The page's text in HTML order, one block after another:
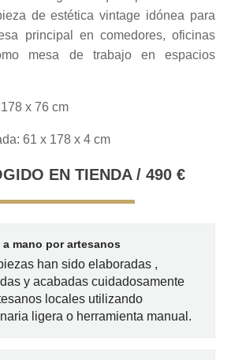
de estética vintage idónea para
principal en comedores, oficinas
mesa de trabajo en espacios
x 76 cm
61 x 178 x 4 cm
EN TIENDA / 490 €
a mano por artesanos
han sido elaboradas ,
y acabadas cuidadosamente
locales utilizando
ligera o herramienta manual.